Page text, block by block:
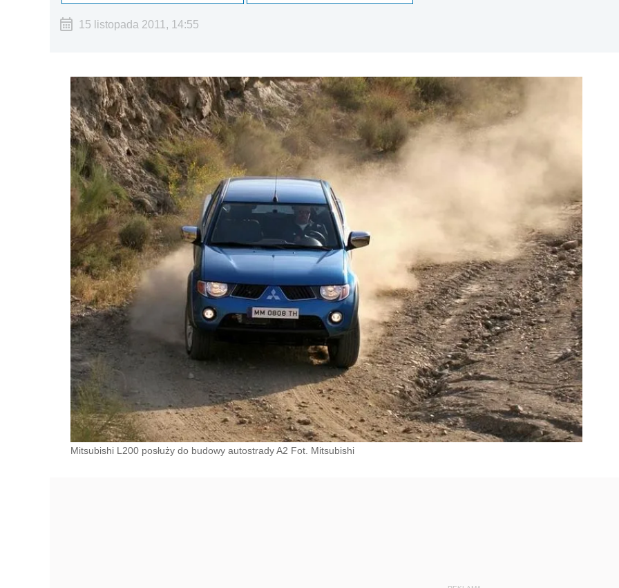
15 listopada 2011, 14:55
Mitsubishi L200 posłuży do budowy autostrady A2 Fot. Mitsubishi